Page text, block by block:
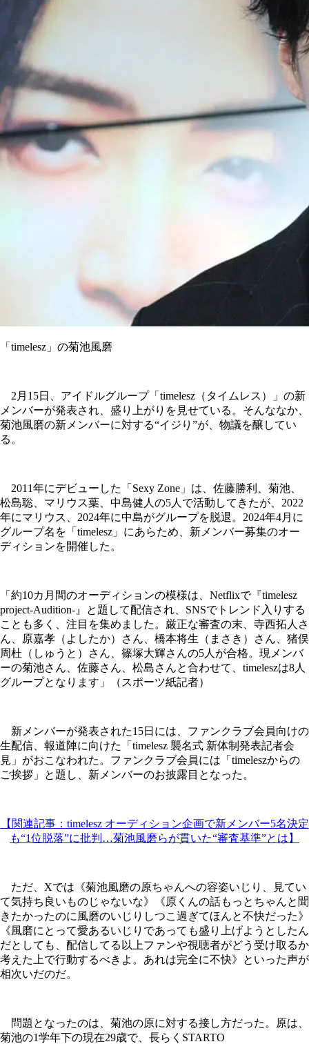
「timelesz」の菊池風磨
2月15日、アイドルグループ「timelesz（タイムレス）」の新
メンバーが発表され、盛り上がりを見せている。そんななか、
菊池風磨の新メンバーに対する“イジり”が、物議を醸してい
る。
2011年にデビューした「Sexy Zone」は、佐藤勝利、菊池、
松島聡、マリウス葉、中島健人の5人で活動してきたが、2022
年にマリウス、2024年に中島がグループを脱退。2024年4月に
グループ名を「timelesz」にあらため、新メンバー募集のオー
ディションを開催した。
「約10カ月間のオーディションの模様は、Netflixで『timelesz
project-Audition-』と題して配信され、SNSでトレンド入りする
ことも多く、注目を集めました。厳正な審査の末、寺西拓人さ
ん、原嘉孝（よしたか）さん、橋本将生（まさき）さん、猪俣
周杜（しゅうと）さん、篠塚大輝さんの5人が合格。現メンバ
ーの菊池さん、佐藤さん、松島さんと合わせて、timeleszは8人
グループとなります」（スポーツ紙記者）
新メンバーが発表された15日には、ファンクラブ会員向けの
生配信、報道陣に向けた「timelesz 襲名式 新体制発表記者会
見」がおこなわれた。ファンクラブ会員には「timeleszからの
ご挨拶」と題し、新メンバーのお披露目となった。
【関連記事：timelesz オーディション企画で新メンバー5名決定
も“1位脱落”に批判…菊池風磨らが貫いた“審査基準”とは】
ただ、Xでは《菊池風磨の原ちゃんへの容姿いじり、見てい
て気持ち良いものじゃないな》《原くんの話もっとちゃんと聞
きたかったのに風磨のいじりしつこ過ぎてほんと不快だった》
《風磨にとって愛あるいじりであっても盛り上げようとしたん
だとしても、配信してる以上ファンや視聴者がどう受け取るか
考えた上で行動するべきよ。あれは完全に不快》といった声が
相次いだのだ。
問題となったのは、菊池の原に対する接し方だった。原は、
菊池の1学年下の現在29歳で、長らくSTARTO